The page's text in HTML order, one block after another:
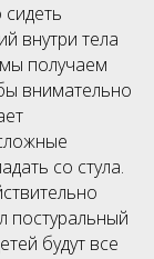
внутри тела
получаем
внимательно
со стула.
постуральный
будут все